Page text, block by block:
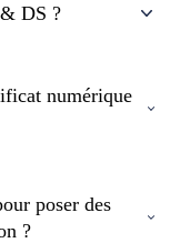
DS ?
numérique
poser des
?